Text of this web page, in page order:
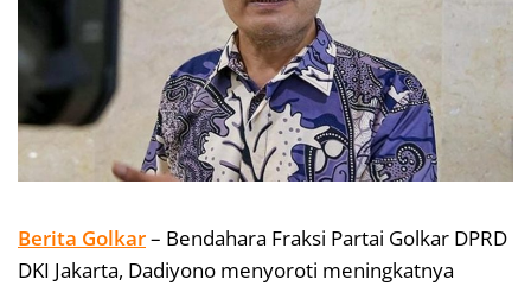
Berita Golkar– Bendahara Fraksi Partai Golkar DPRD
DKI Jakarta, Dadiyono menyoroti meningkatnya